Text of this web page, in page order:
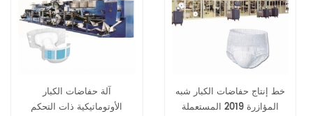
آلة حفاضات الكبار
الأوتوماتيكية ذات التحكم
خط إنتاج حفاضات الكبار شبه
المؤازرة 2019 المستعملة